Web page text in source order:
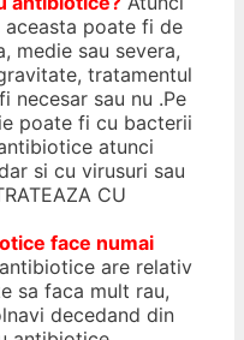
poate fi de
medie sau severa,
tratamentul
necesar sau nu .Pe
poate fi cu bacterii
atunci
si cu virusuri sau
CU
face numai
are relativ
sa faca mult rau,
decedand din